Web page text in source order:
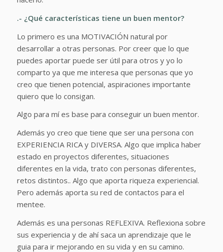
.- ¿Qué características tiene un buen mentor?
Lo primero es una MOTIVACIÓN natural por
desarrollar a otras personas. Por creer que lo que
puedes aportar puede ser útil para otros y yo lo
comparto ya que me interesa que personas que yo
creo que tienen potencial, aspiraciones importante
quiero que lo consigan.
Algo para mí es base para conseguir un buen mentor.
Además yo creo que tiene que ser una persona con
EXPERIENCIA RICA y DIVERSA. Algo que implica haber
estado en proyectos diferentes, situaciones
diferentes en la vida, trato con personas diferentes,
retos distintos.. Algo que aporta riqueza experiencial.
Pero además aporta su red de contactos para el
mentee.
Además es una personas REFLEXIVA. Reflexiona sobre
sus experiencia y de ahí saca un aprendizaje que le
guia para ir mejorando en su vida y en su camino.